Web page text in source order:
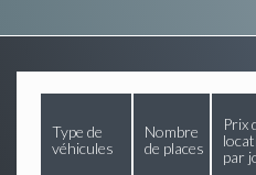
Type de
véhicules
Nombre
de places
Prix
par